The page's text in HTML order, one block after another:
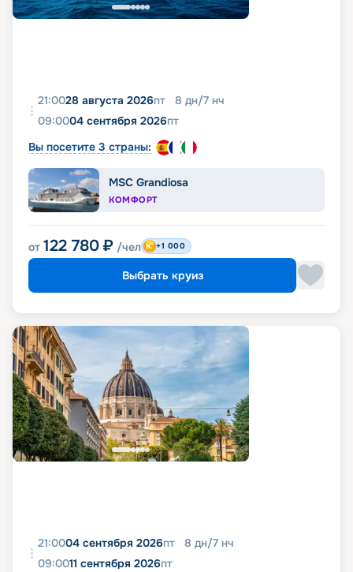
21:0028 августа 2026пт 8 дн/7 нч
09:0004 сентября 2026пт
Вы посетите 3 страны:
MSC Grandiosa
КОМФОРТ
от 122 780 ₽ /чел +1 000
Выбрать круиз
21:0004 сентября 2026пт 8 дн/7 нч
09:0011 сентября 2026пт